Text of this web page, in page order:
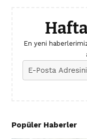
En yeni
Popüler Haberler